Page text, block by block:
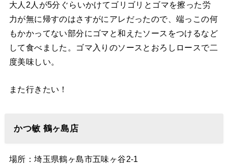
大人2人が5分ぐらいかけてゴリゴリとゴマを擦った労
力が無に帰すのはさすがにアレだったので、端っこの何
もかかってない部分にゴマと和えたソースをつけるなど
して食べました。ゴマ入りのソースとおろしロースで二
度美味しい。
また行きたい！
かつ敏 鶴ヶ島店
場所：埼玉県鶴ヶ島市五味ヶ谷2-1